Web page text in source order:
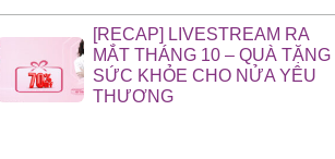
[RECAP] LIVESTREAM RA
MẮT THÁNG 10 – QUÀ TẶNG
SỨC KHỎE CHO NỬA YÊU
THƯƠNG